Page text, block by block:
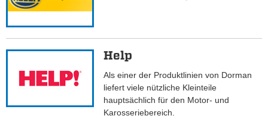
Help
Als einer der Produktlinien von Dorman
liefert viele nützliche Kleinteile
hauptsächlich für den Motor- und
Karosseriebereich.